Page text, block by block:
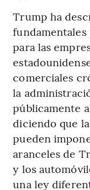
Trump ha
para las
comerciales
la
públicamente
diciendo que
pueden
aranceles de
y los
una ley